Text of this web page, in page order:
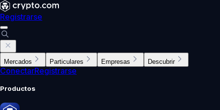
Registrarse
Mercados Particulares Empresas Descubrir
ConectarRegistrarse
Productos